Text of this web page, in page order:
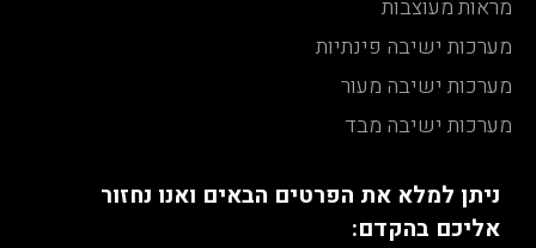
מראות מעוצבות
מערכות ישיבה פינתיות
מערכות ישיבה מעור
מערכות ישיבה מבד
ניתן למלא את הפרטים הבאים ואנו נחזור
אליכם בהקדם: